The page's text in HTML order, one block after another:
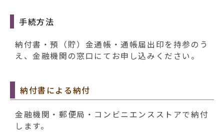
手続方法
納付書・預（貯）金通帳・通帳届出印を持参のう
え、金融機関の窓口にてお申し込みください。
納付書による納付
金融機関・郵便局・コンビニエンスストアで納付
します。